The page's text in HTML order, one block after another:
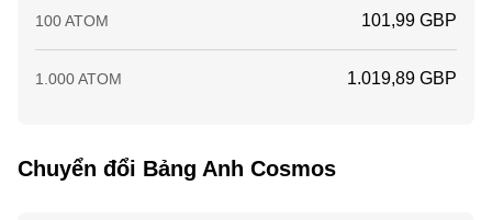
100 ATOM 101,99 GBP
1.000 ATOM 1.019,89 GBP
Chuyển đổi Bảng Anh Cosmos